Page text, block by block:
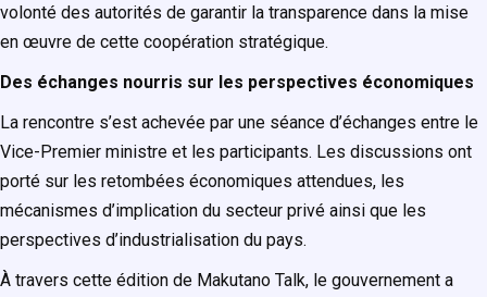
volonté des autorités de garantir la transparence dans la mise
en œuvre de cette coopération stratégique.
Des échanges nourris sur les perspectives économiques
La rencontre s’est achevée par une séance d’échanges entre le
Vice-Premier ministre et les participants. Les discussions ont
porté sur les retombées économiques attendues, les
mécanismes d’implication du secteur privé ainsi que les
perspectives d’industrialisation du pays.
À travers cette édition de Makutano Talk, le gouvernement a